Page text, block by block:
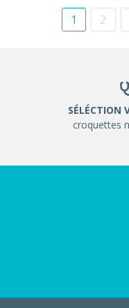
1 2
SÉLÉCTION
croquettes